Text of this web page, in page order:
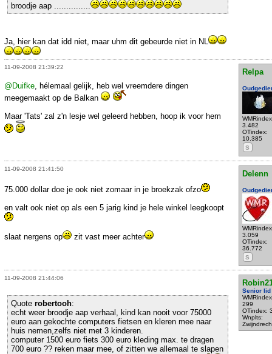
broodje aap ...............
Ja, hier kan dat idd niet, maar uhm dit gebeurde niet in NL
11-09-2008 21:39:22
Relpa
3.482
OTindex:
10.385
S
@Duifke, hélemaal gelijk, heb wel vreemdere dingen
meegemaakt op de Balkan
Maar 'Tats' zal z'n lesje wel geleerd hebben, hoop ik voor hem
11-09-2008 21:41:50
Delenn
3.059
OTindex:
36.772
S
75.000 dollar doe je ook niet zomaar in je broekzak ofzo
en valt ook niet op als een 5 jarig kind je hele winkel leegkoopt
slaat nergens op zit vast meer achter
11-09-2008 21:44:06
Senior lid
299
OTindex:
Wnplts:
Zwijndrech
Quote robertooh:
echt weer broodje aap verhaal, kind kan nooit voor 75000
euro aan gekochte computers fietsen en kleren mee naar
huis nemen,zelfs niet met 3 kinderen.
computer 1500 euro fiets 300 euro kleding max. te dragen
700 euro ?? reken maar mee, of zitten we allemaal te slapen